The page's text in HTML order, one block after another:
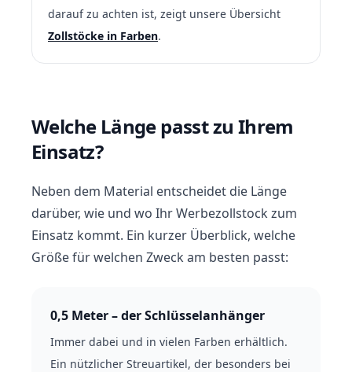
darauf zu achten ist, zeigt unsere Übersicht
Zollstöcke in Farben.
Welche Länge passt zu Ihrem
Einsatz?
Neben dem Material entscheidet die Länge
darüber, wie und wo Ihr Werbezollstock zum
Einsatz kommt. Ein kurzer Überblick, welche
Größe für welchen Zweck am besten passt:
0,5 Meter – der Schlüsselanhänger
Immer dabei und in vielen Farben erhältlich.
Ein nützlicher Streuartikel, der besonders bei